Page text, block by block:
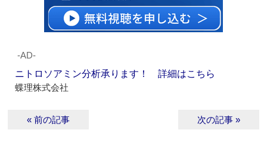
‐AD‐
ニトロソアミン分析承ります！ 詳細はこちら
蝶理株式会社
« 前の記事 次の記事 »